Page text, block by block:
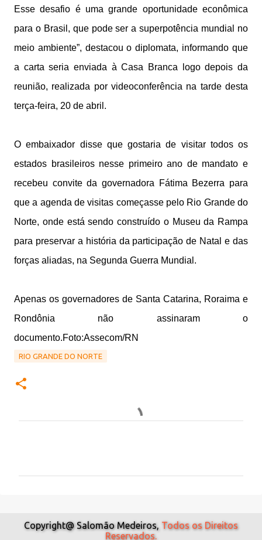
Esse desafio é uma grande oportunidade econômica
para o Brasil, que pode ser a superpotência mundial no
meio ambiente”, destacou o diplomata, informando que
a carta seria enviada à Casa Branca logo depois da
reunião, realizada por videoconferência na tarde desta
terça-feira, 20 de abril.
O embaixador disse que gostaria de visitar todos os
estados brasileiros nesse primeiro ano de mandato e
recebeu convite da governadora Fátima Bezerra para
que a agenda de visitas começasse pelo Rio Grande do
Norte, onde está sendo construído o Museu da Rampa
para preservar a história da participação de Natal e das
forças aliadas, na Segunda Guerra Mundial.
Apenas os governadores de Santa Catarina, Roraima e
Rondônia não assinaram o
documento.Foto:Assecom/RN
RIO GRANDE DO NORTE
Copyright@ Salomão Medeiros, Todos os Direitos
Reservados.